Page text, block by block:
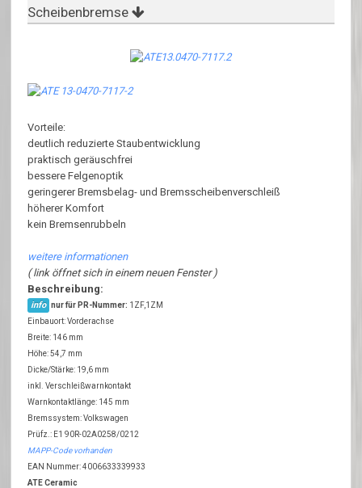
Scheibenbremse
Vorteile:
deutlich reduzierte Staubentwicklung
praktisch geräuschfrei
bessere Felgenoptik
geringerer Bremsbelag- und Bremsscheibenverschleiß
höherer Komfort
kein Bremsenrubbeln
weitere informationen
( link öffnet sich in einem neuen Fenster )
Beschreibung:
info nur für PR-Nummer: 1ZF,1ZM
Einbauort: Vorderachse
Breite: 146 mm
Höhe: 54,7 mm
Dicke/Stärke: 19,6 mm
inkl. Verschleißwarnkontakt
Warnkontaktlänge: 145 mm
Bremssystem: Volkswagen
Prüfz.: E1 90R-02A0258/0212
MAPP-Code vorhanden
EAN Nummer: 4006633339933
ATE Ceramic